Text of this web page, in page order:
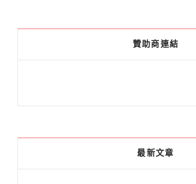
贊助商連結
最新文章